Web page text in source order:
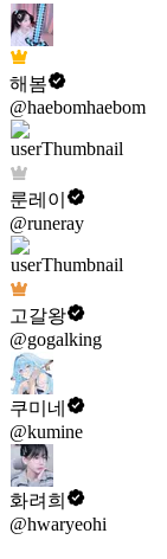
해봄
@haebomhaebom
룬레이
@runeray
고갈왕
@gogalking
쿠미네
@kumine
화려희
@hwaryeohi